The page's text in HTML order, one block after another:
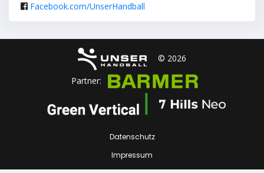
Facebook.com/UnserHandball
© 2026
Partner:
Datenschutz
Impressum